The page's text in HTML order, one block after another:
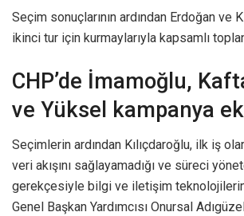
Seçim sonuçlarının ardından Erdoğan ve
ikinci tur için kurmaylarıyla kapsamlı
CHP’de İmamoğlu,
ve Yüksel kampanya
Seçimlerin ardından Kılıçdaroğlu, ilk iş
veri akışını sağlayamadığı ve süreci
gerekçesiyle bilgi ve iletişim
Genel Başkan Yardımcısı Onursal